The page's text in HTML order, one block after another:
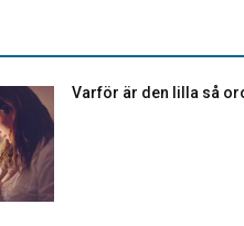
Varför är den lilla så